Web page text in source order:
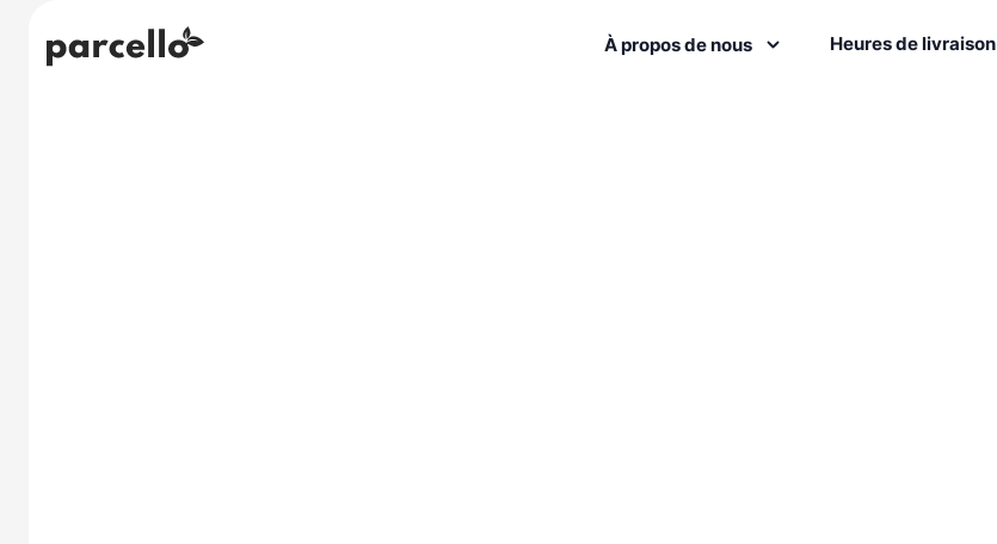
À propos de nous Heures de livraison